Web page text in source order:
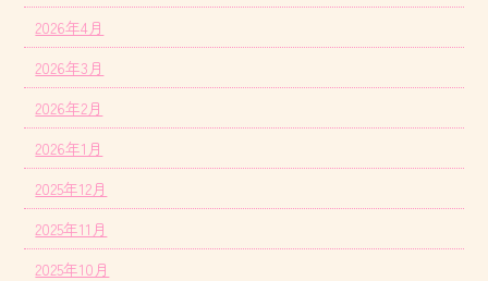
2026年4月
2026年3月
2026年2月
2026年1月
2025年12月
2025年11月
2025年10月